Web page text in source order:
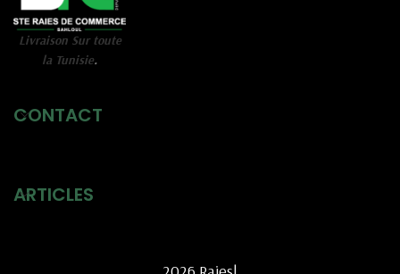
Livraison Sur toute
la Tunisie.
CONTACT
ARTICLES